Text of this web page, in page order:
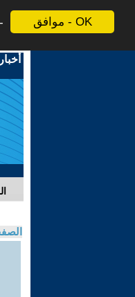
موافق - OK